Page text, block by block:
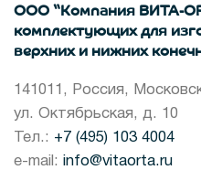
ООО “Компания ВИТА-
комплектующих для
верхних и нижних
141011, Россия,
ул. Октябрьская, д. 10
Тел.: +7 (495) 103 4004
e-mail: info@vitaorta.ru